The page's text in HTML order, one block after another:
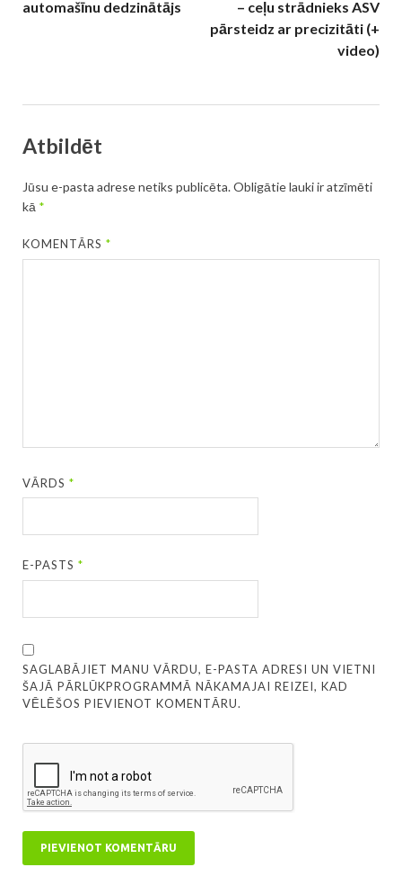
automašīnu dedzinātājs
– ceļu strādnieks ASV
pārsteidz ar precizitāti (+
video)
Atbildēt
Jūsu e-pasta adrese netiks publicēta.Obligātie lauki ir atzīmēti
kā *
KOMENTĀRS*
VĀRDS*
E-PASTS*
SAGLABĀJIET MANU VĀRDU, E-PASTA ADRESI UN VIETNI
ŠAJĀ PĀRLŪKPROGRAMMĀ NĀKAMAJAI REIZEI, KAD
VĒLĒŠOS PIEVIENOT KOMENTĀRU.